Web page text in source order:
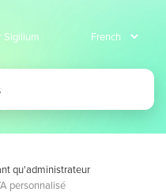
Sigilium
qu'administrateur
personnalisé